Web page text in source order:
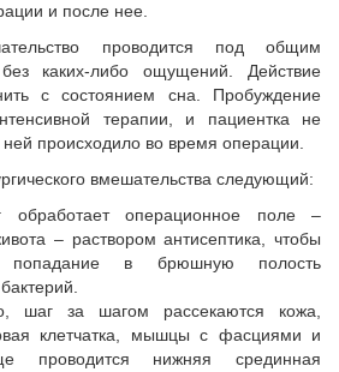
и после нее.
проводится под общим
каких-либо ощущений. Действие
с состоянием сна. Пробуждение
терапии, и пациентка не
ней происходило во время операции.
вмешательства следующий:
обработает операционное поле –
– раствором антисептика, чтобы
попадание в брюшную полость
шаг за шагом рассекаются кожа,
клетчатка, мышцы с фасциями и
проводится нижняя срединная